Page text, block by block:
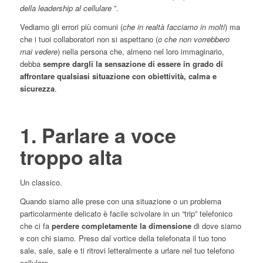
della leadership al cellulare”.
Vediamo gli errori più comuni (che in realtà facciamo in molti) ma
che i tuoi collaboratori non si aspettano (o che non vorrebbero
mai vedere) nella persona che, almeno nel loro immaginario,
debba sempre dargli la sensazione di essere in grado di
affrontare qualsiasi situazione con obiettività, calma e
sicurezza.
1. Parlare a voce
troppo alta
Un classico.
Quando siamo alle prese con una situazione o un problema
particolarmente delicato è facile scivolare in un “trip” telefonico
che ci fa perdere completamente la dimensionedi dove siamo
e con chi siamo. Preso dal vortice della telefonata il tuo tono
sale, sale, sale e ti ritrovi letteralmente a urlare nel tuo telefono